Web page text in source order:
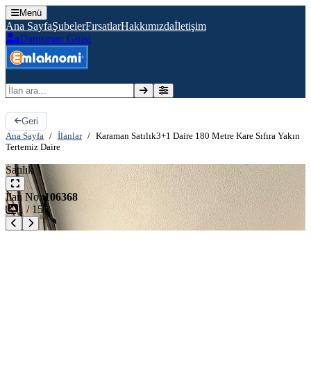
Menü
Ana SayfaŞubelerFırsatlarHakkımızdaİletişim
Danışman Girişi
İlan ara
Geri
Ana Sayfa / İlanlar / Karaman Satılık3+1 Daire 180 Metre Kare Sıfıra Yakın
Tertemiz Daire
Satılık
İlan No:106368
1 /15